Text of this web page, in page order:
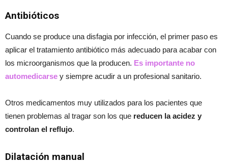
Antibióticos
Cuando se produce una disfagia por infección, el primer paso es
aplicar el tratamiento antibiótico más adecuado para acabar con
los microorganismos que la producen. Es importante no
automedicarse y siempre acudir a un profesional sanitario.
Otros medicamentos muy utilizados para los pacientes que
tienen problemas al tragar son los que reducen la acidez y
controlan el reflujo.
Dilatación manual